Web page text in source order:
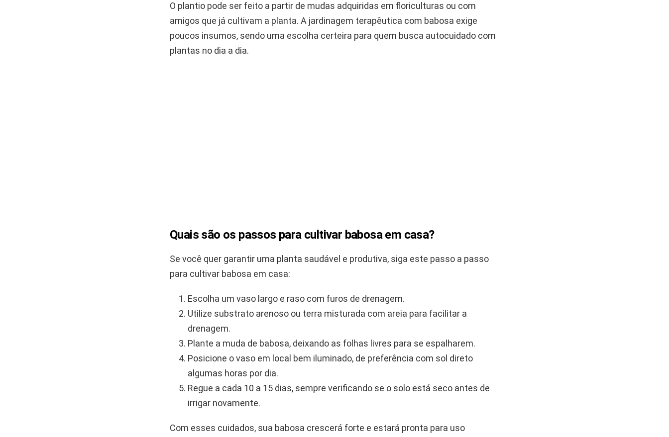
O plantio pode ser feito a partir de mudas adquiridas em floriculturas ou com
amigos que já cultivam a planta. A jardinagem terapêutica com babosa exige
poucos insumos, sendo uma escolha certeira para quem busca autocuidado com
plantas no dia a dia.
Quais são os passos para cultivar babosa em casa?
Se você quer garantir uma planta saudável e produtiva, siga este passo a passo
para cultivar babosa em casa:
Escolha um vaso largo e raso com furos de drenagem.
Utilize substrato arenoso ou terra misturada com areia para facilitar a
drenagem.
Plante a muda de babosa, deixando as folhas livres para se espalharem.
Posicione o vaso em local bem iluminado, de preferência com sol direto
algumas horas por dia.
Regue a cada 10 a 15 dias, sempre verificando se o solo está seco antes de
irrigar novamente.
Com esses cuidados, sua babosa crescerá forte e estará pronta para uso